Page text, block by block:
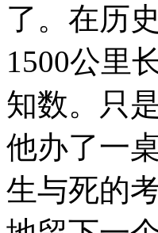
了。在历
1500公里
知数。只
他办了一
生与死的